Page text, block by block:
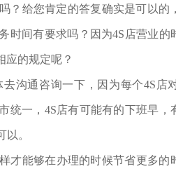
？给您肯定的答复确实是可以的
时间有要求吗？因为4S店营业的
应的规定呢？
沟通咨询一下，因为每个4S店
统一，4S店有可能有的下班早，
。
才能够在办理的时候节省更多的